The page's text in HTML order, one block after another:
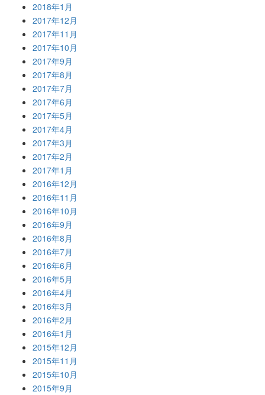
2018年1月
2017年12月
2017年11月
2017年10月
2017年9月
2017年8月
2017年7月
2017年6月
2017年5月
2017年4月
2017年3月
2017年2月
2017年1月
2016年12月
2016年11月
2016年10月
2016年9月
2016年8月
2016年7月
2016年6月
2016年5月
2016年4月
2016年3月
2016年2月
2016年1月
2015年12月
2015年11月
2015年10月
2015年9月